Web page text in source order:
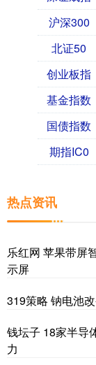
沪深300
北证50
创业板指
基金指数
国债指数
期指IC0
热点资讯
乐红网 苹果带屏
示屏
319策略 钠电池
钱坛子 18家半导
力